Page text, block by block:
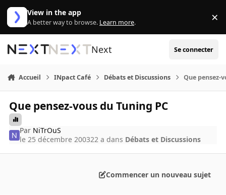
Aller au contenu
View in the app
A better way to browse. Learn more. ×
Next Se connecter
Accueil INpact Café Débats et Discussions Que pensez-
Que pensez-vous du Tuning PC
Par NiTrOuS
le 25 décembre 200322 a dans Débats et Discussions
Commencer un nouveau sujet